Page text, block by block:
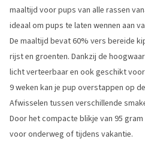
maaltijd voor pups van alle rassen
ideaal om pups te laten wennen aan
De maaltijd bevat 60% vers bereide
rijst en groenten. Dankzij de
licht verteerbaar en ook geschikt
9 weken kan je pup overstappen op
Afwisselen tussen verschillende
Door het compacte blikje van 95
voor onderweg of tijdens vakantie.